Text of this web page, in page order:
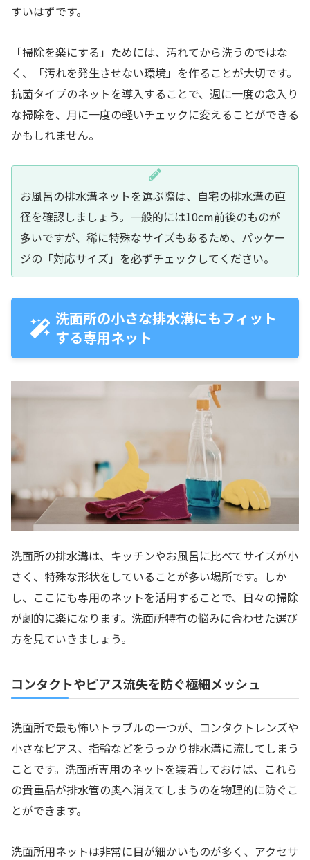
すいはずです。
「掃除を楽にする」ためには、汚れてから洗うのではな
く、「汚れを発生させない環境」を作ることが大切です。
抗菌タイプのネットを導入することで、週に一度の念入り
な掃除を、月に一度の軽いチェックに変えることができる
かもしれません。
お風呂の排水溝ネットを選ぶ際は、自宅の排水溝の直
径を確認しましょう。一般的には10cm前後のものが
多いですが、稀に特殊なサイズもあるため、パッケー
ジの「対応サイズ」を必ずチェックしてください。
洗面所の小さな排水溝にもフィット
する専用ネット
洗面所の排水溝は、キッチンやお風呂に比べてサイズが小
さく、特殊な形状をしていることが多い場所です。しか
し、ここにも専用のネットを活用することで、日々の掃除
が劇的に楽になります。洗面所特有の悩みに合わせた選び
方を見ていきましょう。
コンタクトやピアス流失を防ぐ極細メッシュ
洗面所で最も怖いトラブルの一つが、コンタクトレンズや
小さなピアス、指輪などをうっかり排水溝に流してしまう
ことです。洗面所専用のネットを装着しておけば、これら
の貴重品が排水管の奥へ消えてしまうのを物理的に防ぐこ
とができます。
洗面所用ネットは非常に目が細かいものが多く、アクセサ